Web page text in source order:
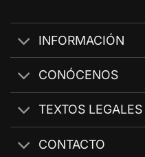
INFORMACIÓN
CONÓCENOS
TEXTOS LEGALES
CONTACTO